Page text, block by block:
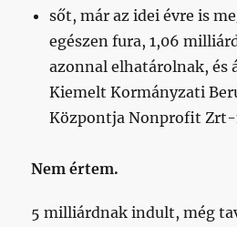
sőt, már az idei évre is
egészen fura, 1,06
azonnal elhatárolnak, és
Kiemelt Kormányzati
Központja Nonprofit
Nem értem.
5 milliárdnak indult, még